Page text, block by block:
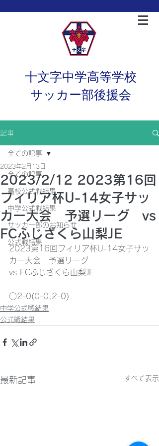
十文字中学高等学校
サッカー部後援会
記事
全ての記事
高校公式戦結果
中学公式戦結果
サッカー部のお知らせ
公式戦結果
全ての記事
2023/2/12 2023第16回
フィリア杯U-14女子サッ
カー大会 予選リーグ vs
FCふじざくら山梨JE
2023年2月13日
2023第16回フィリア杯U-14女子サッ
カー大会　予選リーグ
vs FCふじざくら山梨JE
○2-0(0-0,2-0)
中学公式戦結果
公式戦結果
最新記事 すべて表示